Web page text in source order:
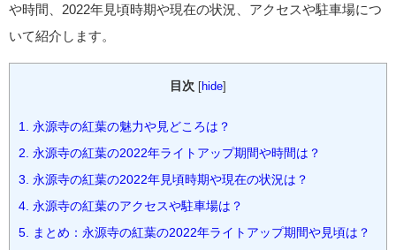
や時間、2022年見頃時期や現在の状況、アクセスや駐車場につ
いて紹介します。
目次 hide
1. 永源寺の紅葉の魅力や見どころは？
2. 永源寺の紅葉の2022年ライトアップ期間や時間は？
3. 永源寺の紅葉の2022年見頃時期や現在の状況は？
4. 永源寺の紅葉のアクセスや駐車場は？
5. まとめ：永源寺の紅葉の2022年ライトアップ期間や見頃は？